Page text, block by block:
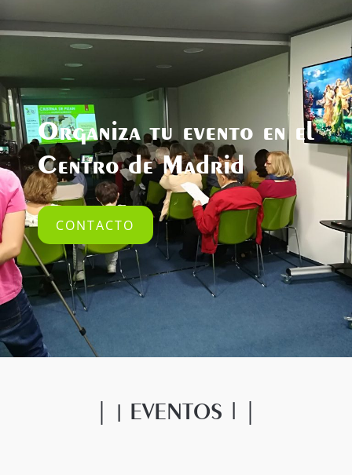
Organiza tu evento en el
Centro de Madrid
CONTACTO
EVENTOS